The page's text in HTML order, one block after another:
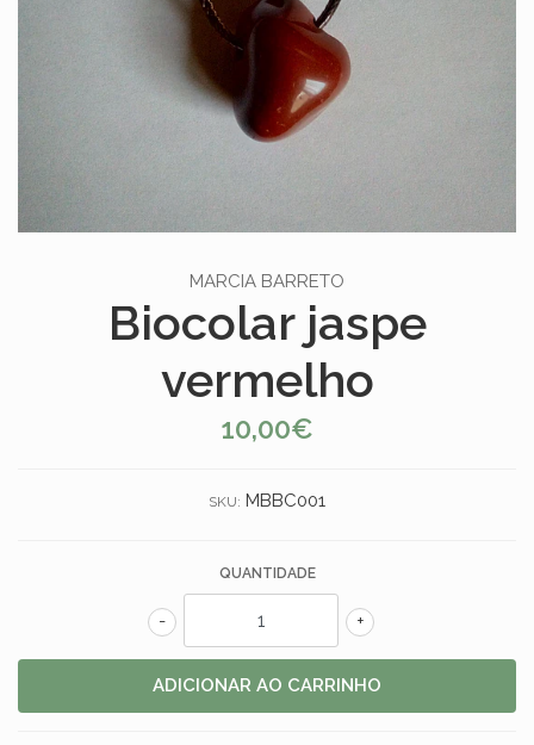
MARCIA BARRETO
Biocolar jaspe
vermelho
10,00€
SKU: MBBC001
QUANTIDADE
+
-